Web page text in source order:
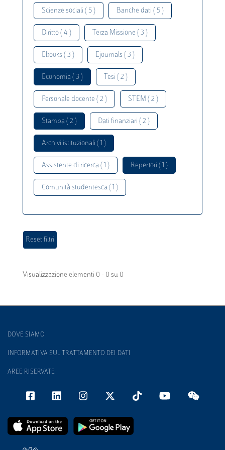
Scienze sociali ( 5 ) Banche dati ( 5 )
Diritto ( 4 ) Terza Missione ( 3 )
Ebooks ( 3 ) Ejournals ( 3 )
Economia ( 3 ) Tesi ( 2 )
Personale docente ( 2 ) STEM ( 2 )
Stampa ( 2 ) Dati finanziari ( 2 )
Archivi istituzionali ( 1 )
Assistente di ricerca ( 1 ) Repertori ( 1 )
Comunità studentesca ( 1 )
Visualizzazione elementi 0 - 0 su 0
DOVE SIAMO
INFORMATIVA SUL TRATTAMENTO DEI DATI
AREE RISERVATE